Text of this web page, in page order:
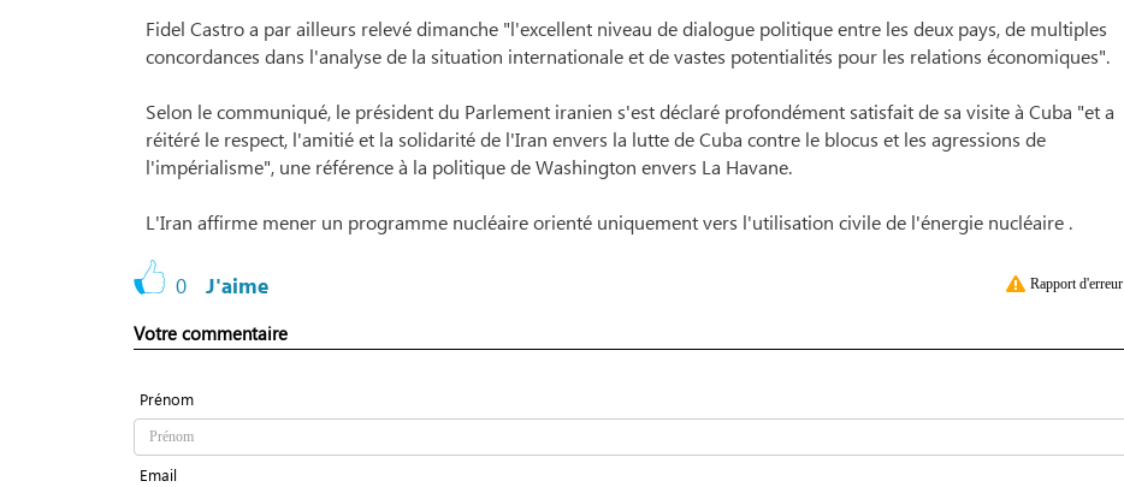
Fidel Castro a par ailleurs relevé dimanche "l'excellent niveau de dialogue politique entre les deux pays, de multiples
concordances dans l'analyse de la situation internationale et de vastes potentialités pour les relations économiques".
Selon le communiqué, le président du Parlement iranien s'est déclaré profondément satisfait de sa visite à Cuba "et a
réitéré le respect, l'amitié et la solidarité de l'Iran envers la lutte de Cuba contre le blocus et les agressions de
l'impérialisme", une référence à la politique de Washington envers La Havane.
L'Iran affirme mener un programme nucléaire orienté uniquement vers l'utilisation civile de l'énergie nucléaire .
0 J'aime Rapport d'erreur
Votre commentaire
Prénom
Email